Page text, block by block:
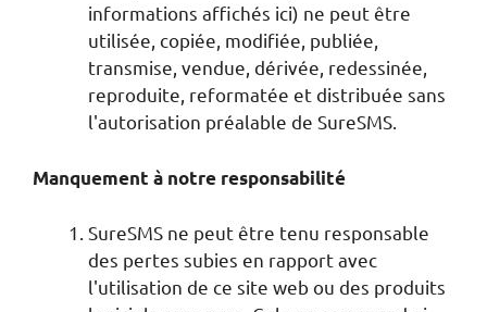
informations affichés ici) ne peut être
utilisée, copiée, modifiée, publiée,
transmise, vendue, dérivée, redessinée,
reproduite, reformatée et distribuée sans
l'autorisation préalable de SureSMS.
Manquement à notre responsabilité
SureSMS ne peut être tenu responsable
des pertes subies en rapport avec
l'utilisation de ce site web ou des produits